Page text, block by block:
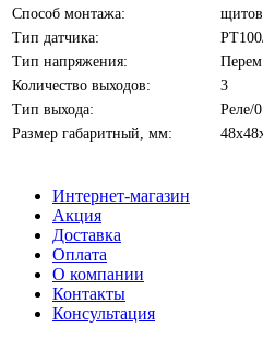
Способ монтажа:
Тип датчика:
Тип напряжения:
Количество выходов:
3
Тип выхода:
Реле/
Размер габаритный, мм:
Интернет-магазин
Акция
Доставка
Оплата
О компании
Контакты
Консультация